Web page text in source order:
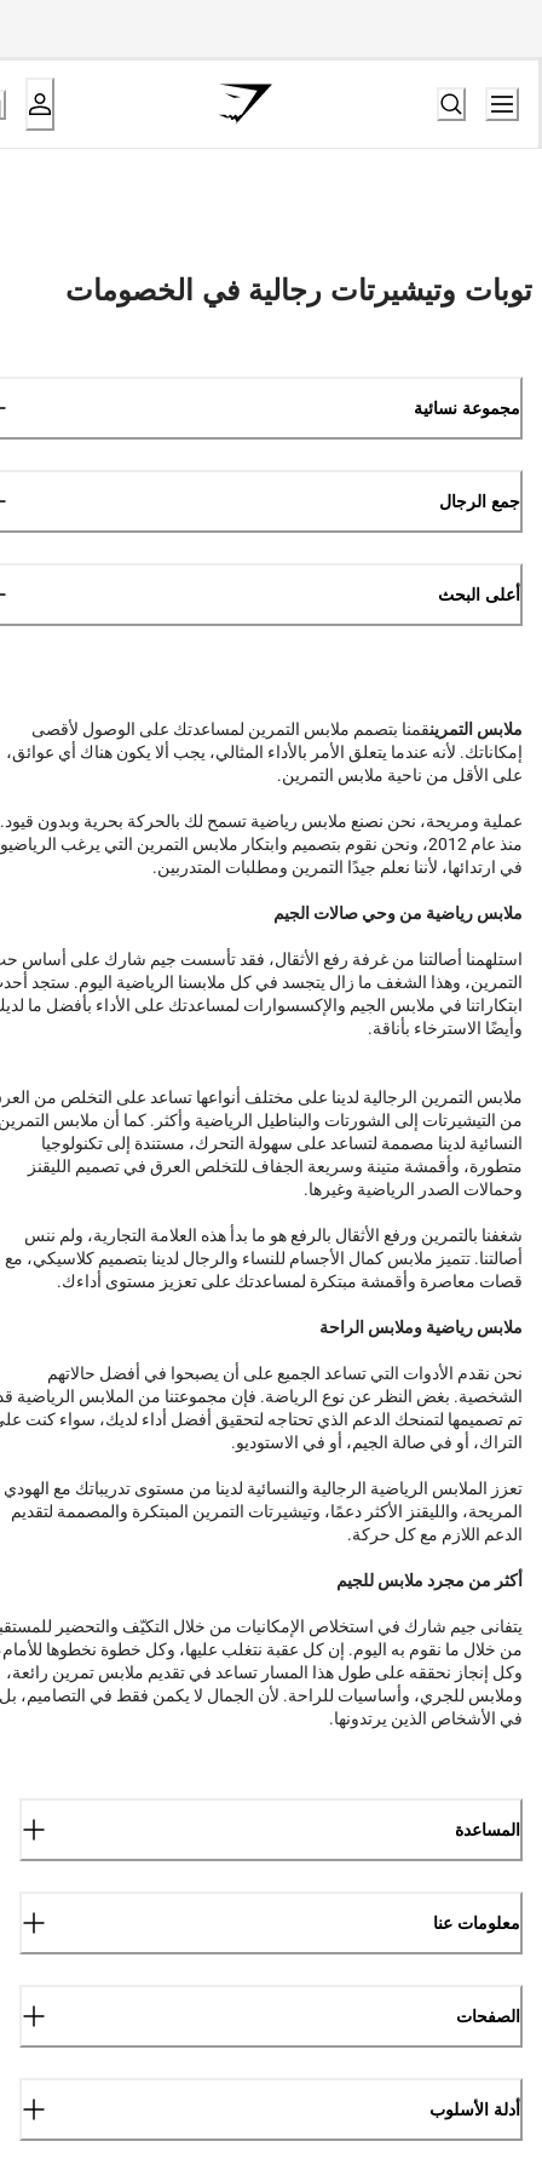
توبات وتيشيرتات رجالية في الخصومات
مجموعة نسائية
جمع الرجال
أعلى البحث
ملابس التمرينقمنا بتصمم ملابس التمرين لمساعدتك على الوصول لأقصى
إمكاناتك. لأنه عندما يتعلق الأمر بالأداء المثالي، يجب ألا يكون هناك أي عوائق،
على الأقل من ناحية ملابس التمرين.
عملية ومريحة، نحن نصنع ملابس رياضية تسمح لك بالحركة بحرية وبدون قيود.
منذ عام 2012، ونحن نقوم بتصميم وابتكار ملابس التمرين التي يرغب
في ارتدائها، لأننا نعلم جيدًا التمرين ومطلبات المتدربين.
ملابس رياضية من وحي صالات الجيم
استلهمنا أصالتنا من غرفة رفع الأثقال، فقد تأسست جيم شارك على أساس
التمرين، وهذا الشغف ما زال يتجسد في كل ملابسنا الرياضية اليوم. ستجد
ابتكاراتنا في ملابس الجيم والإكسسوارات لمساعدتك على الأداء بأفضل ما
وأيضًا الاسترخاء بأناقة.
ملابس التمرين الرجالية لدينا على مختلف أنواعها تساعد على التخلص من
من التيشيرتات إلى الشورتات والبناطيل الرياضية وأكثر. كما أن ملابس
النسائية لدينا مصممة لتساعد على سهولة التحرك، مستندة إلى تكنولوجيا
متطورة، وأقمشة متينة وسريعة الجفاف للتخلص العرق في تصميم الليقنز
وحمالات الصدر الرياضية وغيرها.
شغفنا بالتمرين ورفع الأثقال بالرفع هو ما بدأ هذه العلامة التجارية، ولم ننس
أصالتنا. تتميز ملابس كمال الأجسام للنساء والرجال لدينا بتصميم كلاسيكي، مع
قصات معاصرة وأقمشة مبتكرة لمساعدتك على تعزيز مستوى أداءك.
ملابس رياضية وملابس الراحة
نحن نقدم الأدوات التي تساعد الجميع على أن يصبحوا في أفضل حالاتهم
الشخصية. بغض النظر عن نوع الرياضة. فإن مجموعتنا من الملابس الرياضية
تم تصميمها لتمنحك الدعم الذي تحتاجه لتحقيق أفضل أداء لديك، سواء كنت
التراك، أو في صالة الجيم، أو في الاستوديو.
تعزز الملابس الرياضية الرجالية والنسائية لدينا من مستوى تدريباتك مع الهودي
المريحة، والليقنز الأكثر دعمًا، وتيشيرتات التمرين المبتكرة والمصممة لتقديم
الدعم اللازم مع كل حركة.
أكثر من مجرد ملابس للجيم
يتفانى جيم شارك في استخلاص الإمكانيات من خلال التكيّف والتحضير
من خلال ما نقوم به اليوم. إن كل عقبة نتغلب عليها، وكل خطوة نخطوها
وكل إنجاز نحققه على طول هذا المسار تساعد في تقديم ملابس تمرين رائعة،
وملابس للجري، وأساسيات للراحة. لأن الجمال لا يكمن فقط في التصاميم، بل
في الأشخاص الذين يرتدونها.
المساعدة
معلومات عنا
الصفحات
أدلة الأسلوب